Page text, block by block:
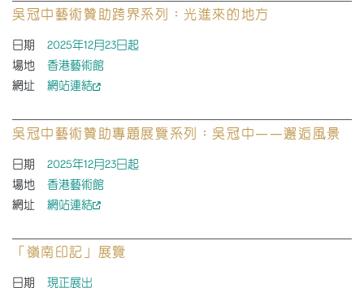
吳冠中藝術贊助跨界系列：光進來的地方
日期
2025年12月23日起
場地
香港藝術館
網址
網站連結
吳冠中藝術贊助專題展覽系列：吳冠中——邂逅風景
日期
2025年12月23日起
場地
香港藝術館
網址
網站連結
「嶺南印記」展覽
日期 現正展出